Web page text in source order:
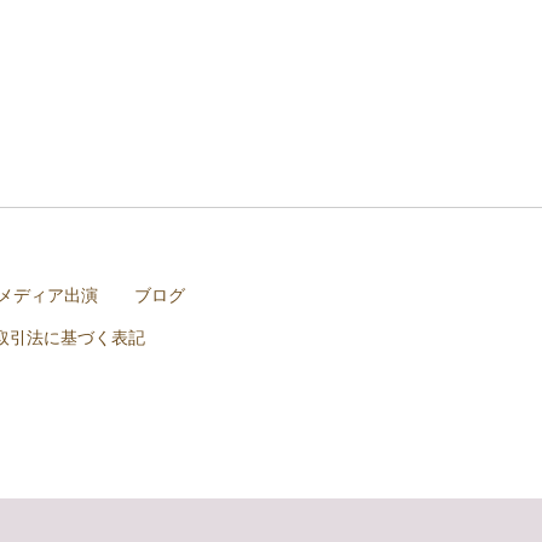
ディア出演 ブログ
引法に基づく表記